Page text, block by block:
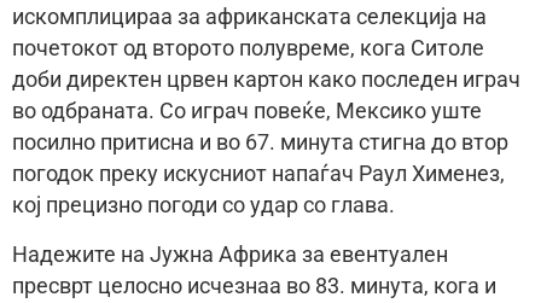
искомплицираа за африканската селекција на
почетокот од второто полувреме, кога Ситоле
доби директен црвен картон како последен играч
во одбраната. Со играч повеќе, Мексико уште
посилно притисна и во 67. минута стигна до втор
погодок преку искусниот напаѓач Раул Хименез,
кој прецизно погоди со удар со глава.
Надежите на Јужна Африка за евентуален
пресврт целосно исчезнаа во 83. минута, кога и